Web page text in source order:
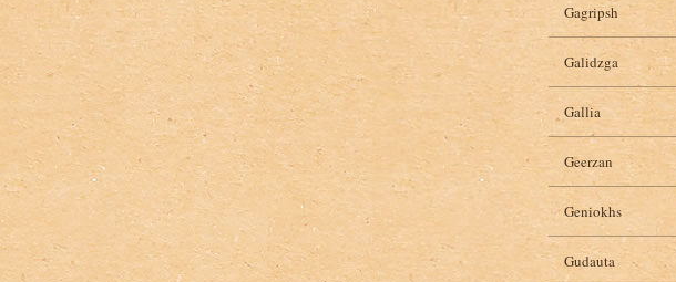
Gagripsh
Galidzga
Gallia
Geerzan
Geniokhs
Gudauta